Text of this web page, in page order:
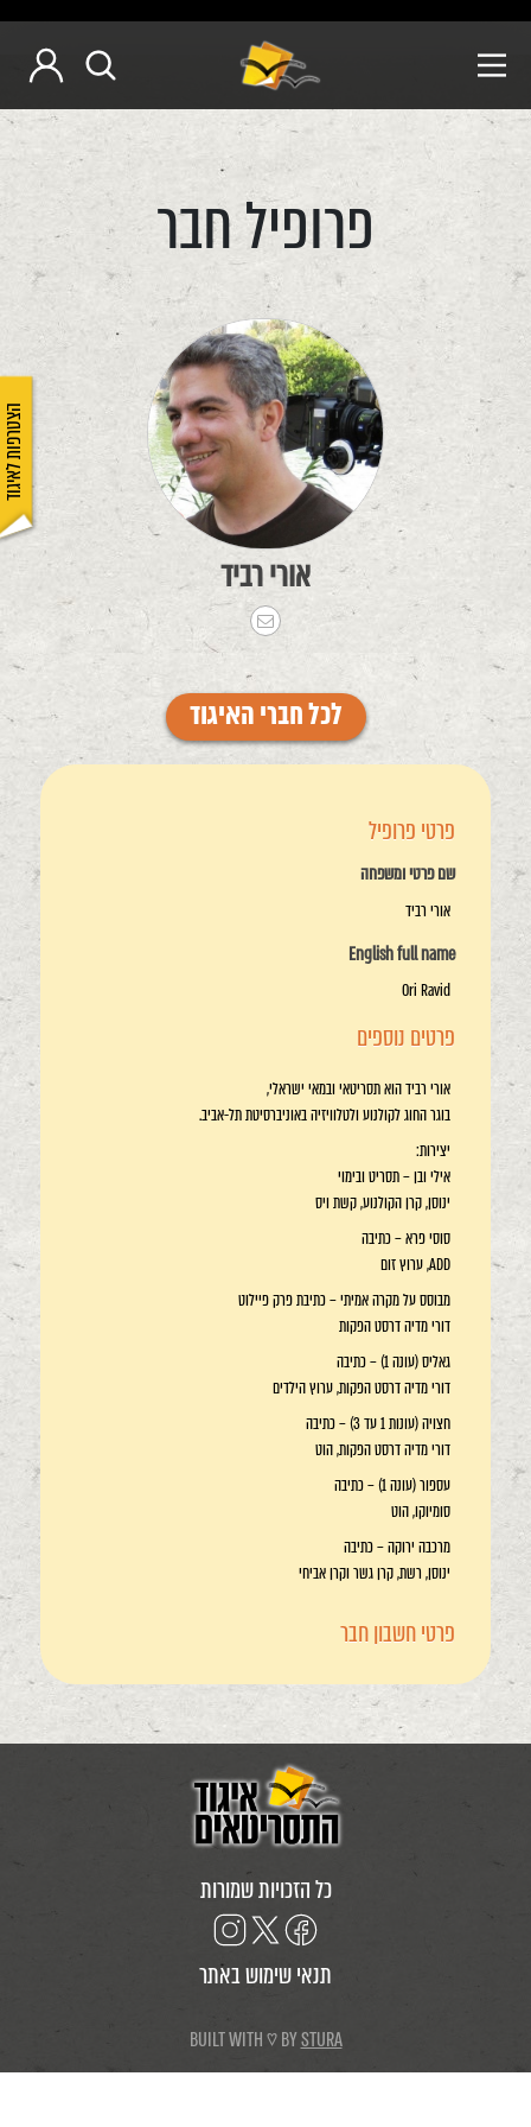
הצטרפות לאיגוד
פרופיל חבר
אורי רביד
לכל חברי האיגוד
פרטי פרופיל
שם פרטי ומשפחה
אורי רביד
English full name
Ori Ravid
פרטים נוספים
אורי רביד הוא תסריטאי ובמאי ישראלי,
בוגר החוג לקולנוע ולטלוויזיה באוניברסיטת תל-אביב.
יצירות:
אילי ובן – תסריט ובימוי
ינוסן, קרן הקולנוע, קשת ויס
סוסי פרא – כתיבה
ADD, ערוץ זום
מבוסס על מקרה אמיתי – כתיבת פרק פיילוט
דורי מדיה דרסט הפקות
גאליס (עונה 1) – כתיבה
דורי מדיה דרסט הפקות, ערוץ הילדים
חצויה (עונות 1 עד 3) – כתיבה
דורי מדיה דרסט הפקות, הוט
עספור (עונה 1) – כתיבה
סומיוקו, הוט
מרכבה ירוקה – כתיבה
ינוסן, רשת, קרן גשר וקרן אביחי
פרטי חשבון חבר
כל הזכויות שמורות
תנאי שימוש באתר
BUILT WITH ♡ BYSTURA